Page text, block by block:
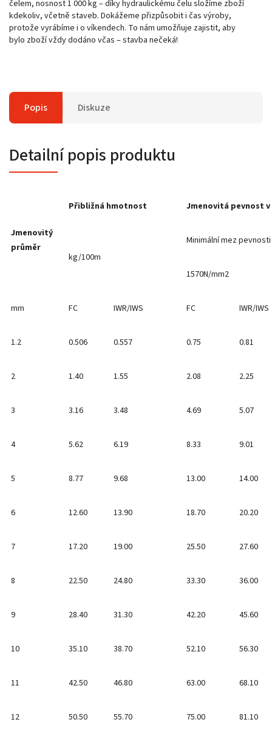
čelem, nosnost 1 000 kg – díky hydraulickému čelu složíme zboží
kdekoliv, včetně staveb. Dokážeme přizpůsobit i čas výroby,
protože vyrábíme i o víkendech. To nám umožňuje zajistit, aby
bylo zboží vždy dodáno včas – stavba nečeká!
Popis Diskuze
Detailní popis produktu
Jmenovitý
průměr
Přibližná hmotnost Jmenovitá pevnost
kg/100m
Minimální mez pevnosti
1570N/mm2
mm FC IWR/IWS FC IWR/IWS
1.2 0.506 0.557 0.75 0.81
2 1.40 1.55 2.08 2.25
3 3.16 3.48 4.69 5.07
4 5.62 6.19 8.33 9.01
5 8.77 9.68 13.00 14.00
6 12.60 13.90 18.70 20.20
7 17.20 19.00 25.50 27.60
8 22.50 24.80 33.30 36.00
9 28.40 31.30 42.20 45.60
10 35.10 38.70 52.10 56.30
11 42.50 46.80 63.00 68.10
12 50.50 55.70 75.00 81.10